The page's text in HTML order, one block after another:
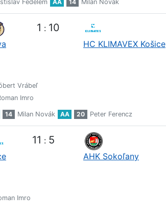
Fedelem AA 14 Milan Novák
1 : 10
HC KLIMAVEX Košice
Vrábeľ
Imro
14 Milan Novák AA 20 Peter Ferencz
11 : 5
AHK Sokoľany
Imro